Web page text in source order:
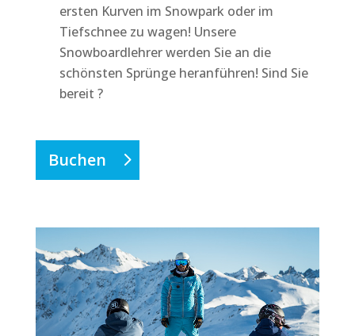
ersten Kurven im Snowpark oder im
Tiefschnee zu wagen! Unsere
Snowboardlehrer werden Sie an die
schönsten Sprünge heranführen! Sind Sie
bereit ?
Buchen